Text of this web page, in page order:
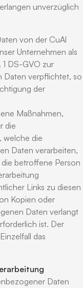
unverzüglich
von der CuAl
Unternehmen als
1 DS-GVO zur
Daten verpflichtet, so
der
Maßnahmen,
die
welche die
Daten verarbeiten,
die betroffene Person
Links zu diesen
Kopien oder
Daten verlangt
ist. Der
das
Daten